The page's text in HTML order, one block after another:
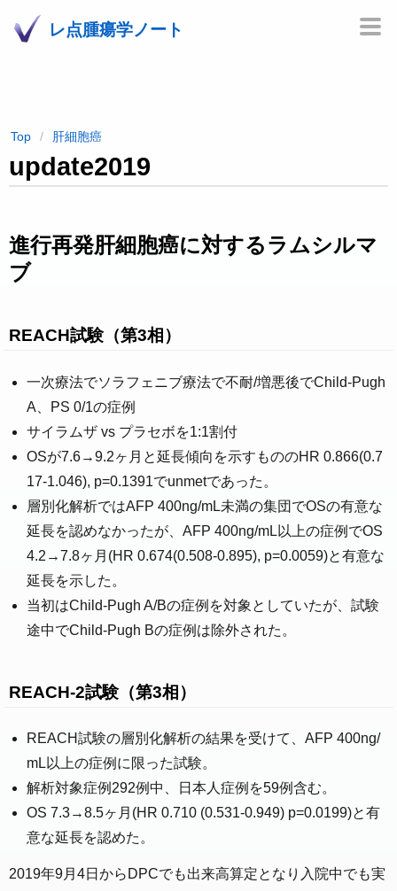
レ点腫瘍学ノート
Top 肝細胞癌
update2019
進行再発肝細胞癌に対するラムシルマ
ブ
REACH試験（第3相）
一次療法でソラフェニブ療法で不耐/増悪後でChild-Pugh
A、PS 0/1の症例
サイラムザ vs プラセボを1:1割付
OSが7.6→9.2ヶ月と延長傾向を示すもののHR 0.866(0.7
17-1.046), p=0.1391でunmetであった。
層別化解析ではAFP 400ng/mL未満の集団でOSの有意な
延長を認めなかったが、AFP 400ng/mL以上の症例でOS
4.2→7.8ヶ月(HR 0.674(0.508-0.895), p=0.0059)と有意な
延長を示した。
当初はChild-Pugh A/Bの症例を対象としていたが、試験
途中でChild-Pugh Bの症例は除外された。
REACH-2試験（第3相）
REACH試験の層別化解析の結果を受けて、AFP 400ng/
mL以上の症例に限った試験。
解析対象症例292例中、日本人症例を59例含む。
OS 7.3→8.5ヶ月(HR 0.710 (0.531-0.949) p=0.0199)と有
意な延長を認めた。
2019年9月4日からDPCでも出来高算定となり入院中でも実